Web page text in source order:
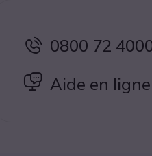
icon
0800 72
icon
Aide en ligne